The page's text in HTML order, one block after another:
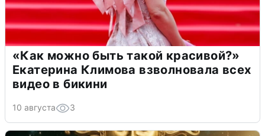
«Как можно быть такой красивой?»
Екатерина Климова взволновала всех
видео в бикини
10 августа 3